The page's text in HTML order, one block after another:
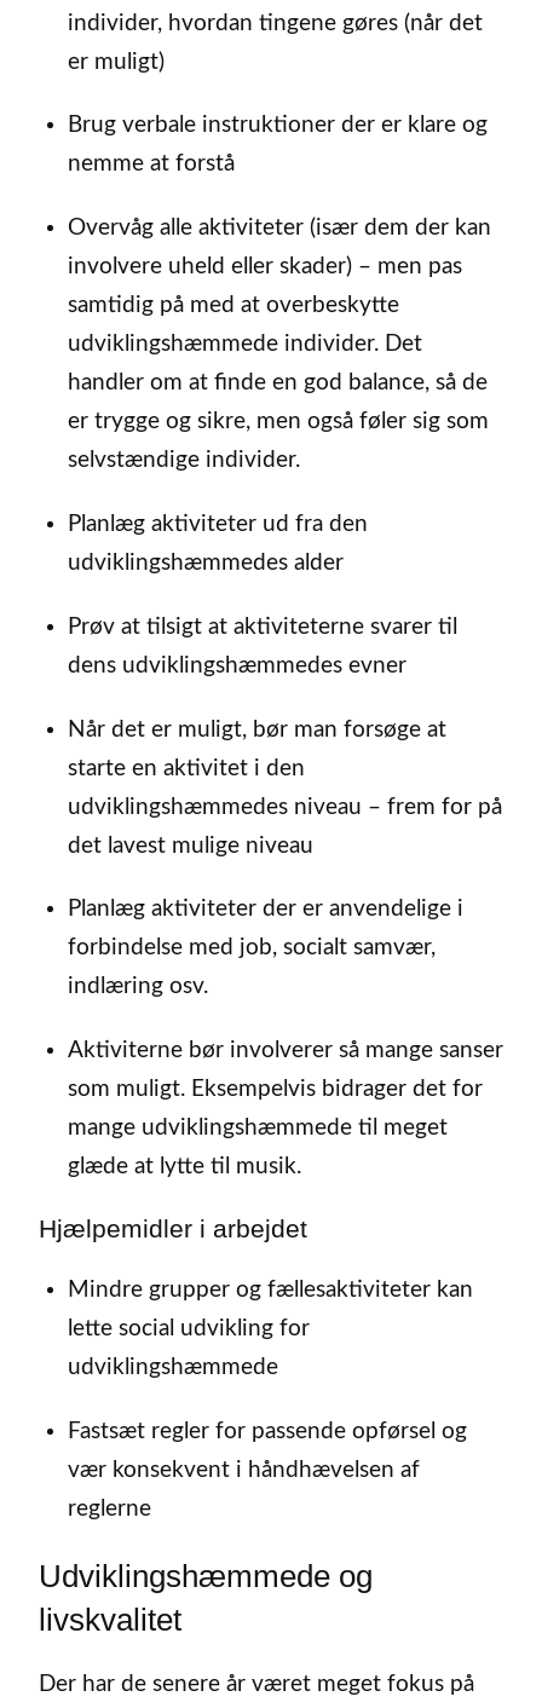
individer, hvordan tingene gøres (når det
er muligt)
Brug verbale instruktioner der er klare og
nemme at forstå
Overvåg alle aktiviteter (især dem der kan
involvere uheld eller skader) – men pas
samtidig på med at overbeskytte
udviklingshæmmede individer. Det
handler om at finde en god balance, så de
er trygge og sikre, men også føler sig som
selvstændige individer.
Planlæg aktiviteter ud fra den
udviklingshæmmedes alder
Prøv at tilsigt at aktiviteterne svarer til
dens udviklingshæmmedes evner
Når det er muligt, bør man forsøge at
starte en aktivitet i den
udviklingshæmmedes niveau – frem for på
det lavest mulige niveau
Planlæg aktiviteter der er anvendelige i
forbindelse med job, socialt samvær,
indlæring osv.
Aktiviterne bør involverer så mange sanser
som muligt. Eksempelvis bidrager det for
mange udviklingshæmmede til meget
glæde at lytte til musik.
Hjælpemidler i arbejdet
Mindre grupper og fællesaktiviteter kan
lette social udvikling for
udviklingshæmmede
Fastsæt regler for passende opførsel og
vær konsekvent i håndhævelsen af
reglerne
Udviklingshæmmede og
livskvalitet
Der har de senere år været meget fokus på